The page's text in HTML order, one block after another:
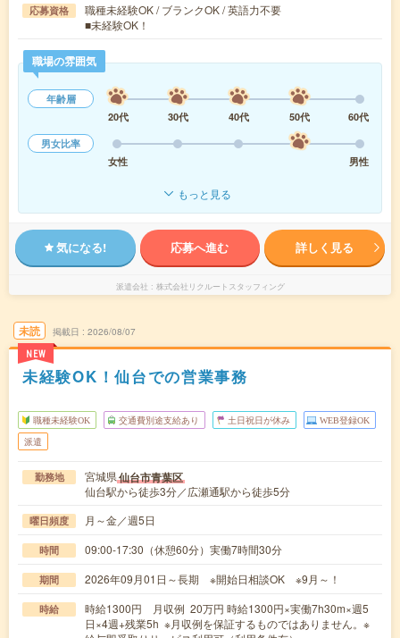
応募資格
職種未経験OK / ブランクOK / 英語力不要
■未経験OK！
職場の雰囲気
年齢層
20代
30代 40代 50代
60代
男女比率
女性
男性
もっと見る
気になる! 応募へ進む 詳しく見る
派遣会社 株式会社リクルートスタッフィング
未読
NEW
掲載日 2026/08/07
未経験OK！仙台での営業事務
職種未経験OK 交通費別途支給あり 土日祝日が休み WEB登録OK
派遣
勤務地 宮城県仙台市青葉区
仙台駅から徒歩3分／広瀬通駅から徒歩5分
曜日頻度 月～金／週5日
時間 09:00-17:30（休憩60分）実働7時間30分
期間 2026年09月01日～長期 ※開始日相談OK ※9月～！
時給
時給1300円 月収例 20万円 時給1300円×実働7h30m×週5
日×4週+残業5h ※月収例を保証するものではありません。※